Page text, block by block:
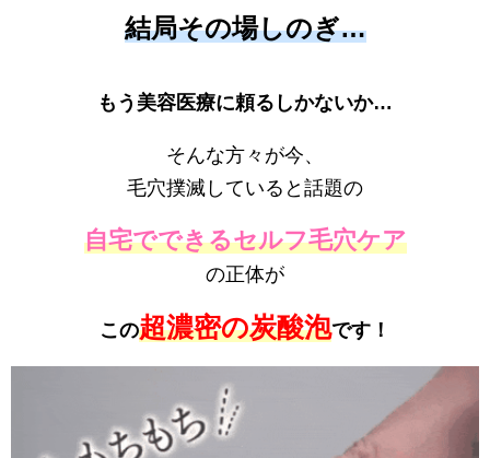
結局その場しのぎ…
もう美容医療に頼るしかないか…
そんな方々が今、
毛穴撲滅していると話題の
自宅でできるセルフ毛穴ケア
の正体が
この超濃密の炭酸泡です！